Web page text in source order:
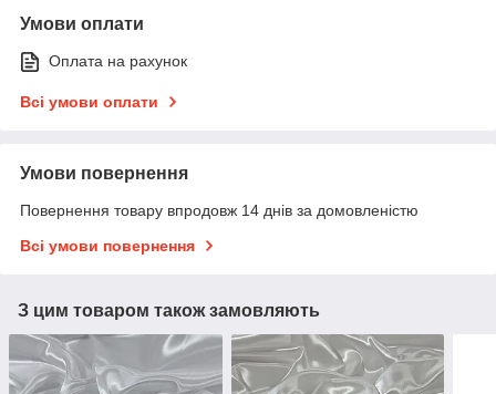
Умови оплати
Оплата на рахунок
Всі умови оплати
Умови повернення
Повернення товару впродовж 14 днів за домовленістю
Всі умови повернення
З цим товаром також замовляють